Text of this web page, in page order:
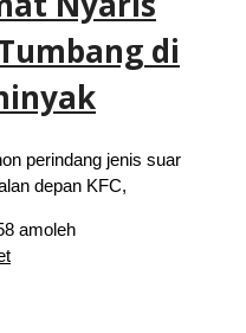
di
perindang jenis suar
depan KFC,
amoleh